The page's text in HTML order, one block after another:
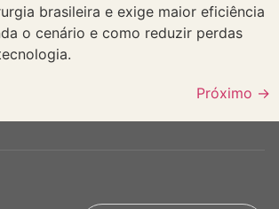
brasileira e exige maior eficiência
o cenário e como reduzir perdas
Próximo →